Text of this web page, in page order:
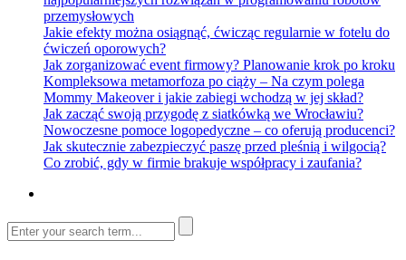
przemysłowych
Jakie efekty można osiągnąć, ćwicząc regularnie w fotelu do
ćwiczeń oporowych?
Jak zorganizować event firmowy? Planowanie krok po kroku
Kompleksowa metamorfoza po ciąży – Na czym polega
Mommy Makeover i jakie zabiegi wchodzą w jej skład?
Jak zacząć swoją przygodę z siatkówką we Wrocławiu?
Nowoczesne pomoce logopedyczne – co oferują producenci?
Jak skutecznie zabezpieczyć paszę przed pleśnią i wilgocią?
Co zrobić, gdy w firmie brakuje współpracy i zaufania?